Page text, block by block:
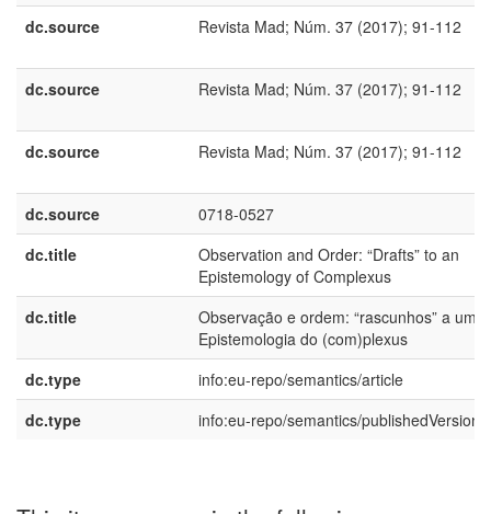
dc.source
Revista Mad; Núm. 37 (2017); 91-112
dc.source Revista Mad; Núm. 37 (2017); 91-112
dc.source Revista Mad; Núm. 37 (2017); 91-112
dc.source
0718-0527
dc.title
Observation and Order: “Drafts” to an
Epistemology of Complexus
dc.title
Observação e ordem: “rascunhos” a uma
Epistemologia do (com)plexus
dc.type
info:eu-repo/semantics/article
dc.type
info:eu-repo/semantics/publishedVersion